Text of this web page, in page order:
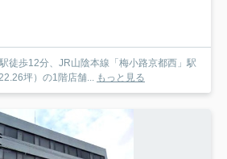
徒歩12分、JR山陰本線「梅小路京都西」駅
坪）の1階店舗... もっと見る